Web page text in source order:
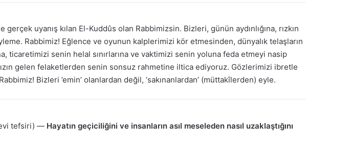
uyanış kılan El-Kuddûs olan Rabbimizsin. Bizleri, günün aydınlığına, rızkın
Rabbimiz! Eğlence ve oyunun kalplerimizi kör etmesinden, dünyalık telaşların
ticaretimizi senin helal sınırlarına ve vaktimizi senin yoluna feda etmeyi nasip
gelen felaketlerden senin sonsuz rahmetine iltica ediyoruz. Gözlerimizi ibretle
Bizleri ’emin’ olanlardan değil, ‘sakınanlardan’ (müttakîlerden) eyle.
tefsiri) — Hayatın geçiciliğini ve insanların asıl meseleden nasıl uzaklaştığını